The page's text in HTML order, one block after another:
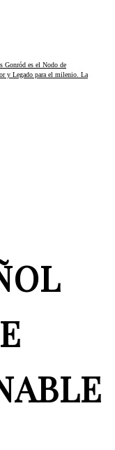
Gonród es el Nodo de
y Legado para el milenio. La